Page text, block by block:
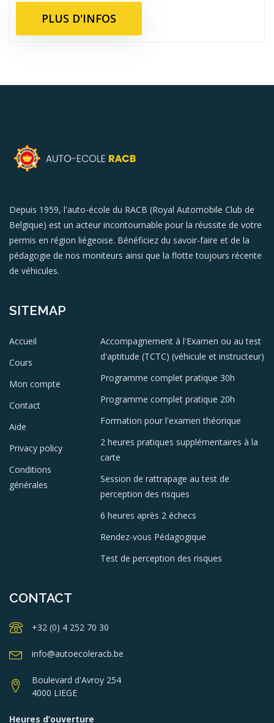
PLUS D'INFOS
Depuis 1959, l'auto-école du RACB (Royal Automobile Club de
Belgique) est un acteur incontournable pour la réussite de votre
permis en région liégeoise. Bénéficiez du savoir-faire et de la
pédagogie de nos moniteurs ainsi que la flotte toujours récente
de véhicules.
SITEMAP
Accueil
Cours
Mon compte
Contact
Aide
Privacy policy
Conditions
générales
Accompagnement à l'Examen ou au test
d'aptitude (TCTC) (véhicule et instructeur)
Programme complet pratique 30h
Programme complet pratique 20h
Formation pour l'examen théorique
2 heures pratiques supplémentaires à la
carte
Session de rattrapage au test de
perception des risques
6 heures après 2 échecs
Rendez-vous Pédagogique
Test de perception des risques
CONTACT
+32 (0) 4 252 70 30
info@autoecoleracb.be
Boulevard d'Avroy 254
4000 LIEGE
Heures d’ouverture